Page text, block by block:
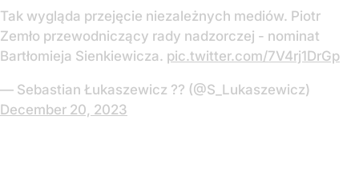
Tak wygląda przejęcie niezależnych mediów. Piotr
Zemło przewodniczący rady nadzorczej - nominat
Bartłomieja Sienkiewicza. pic.twitter.com/7V4rj1DrGp
— Sebastian Łukaszewicz ?? (@S_Lukaszewicz)
December 20, 2023